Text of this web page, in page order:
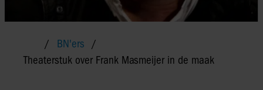
BN'ers
Theaterstuk over Frank Masmeijer in de maak